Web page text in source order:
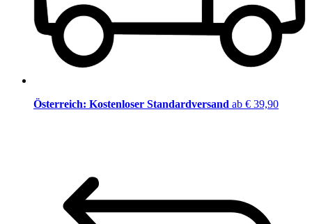
Österreich: Kostenloser Standardversand ab € 39,90